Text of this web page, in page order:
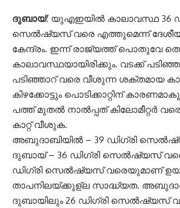
ദുബായ്: യുഎഇയിൽ കാലാവസ്ഥ 36
സെൽഷ്യസ് വരെ എത്തുമെന്ന്
കേന്ദ്രം. ഇന്ന് രാജ്യത്ത് പൊതുവേ
കാലാവസ്ഥയായിരിക്കും. വടക്ക്
പടിഞ്ഞാറ് വരെ വീശുന്ന ശക്തമായ
കിഴക്കോട്ടും പൊടിക്കാറ്റിന്
പത്ത് മുതൽ നാൽപ്പത് കിലോമീറ്റർ
കാറ്റ് വീശുക.
അബുദാബിയിൽ – 39 ഡിഗ്രി
ദുബായ് – 36 ഡിഗ്രി സെൽഷ്യസ്
ഡിഗ്രി സെൽഷ്യസ് വരെയുമാണ്
താപനിലയ്ക്കുള്ല സാദ്ധ്യത.
ദുബായിലും 26 ഡിഗ്രി സെൽഷ്യസ്